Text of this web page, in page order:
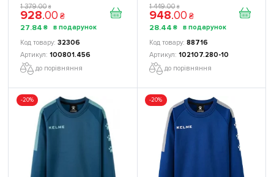
1 379.00 ₴
928.00 ₴
27.84 ₴
32306
100801.456
до порівняння
1 449.00 ₴
948.00 ₴
28.44 ₴
88716
102107.280-10
до порівняння
-20% -20%